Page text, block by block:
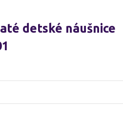
detské náušnice